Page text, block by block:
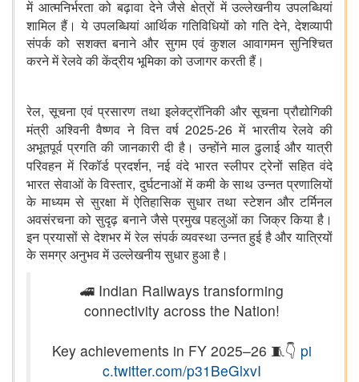
में आत्मनिर्भरता को बढ़ावा देने जैसे क्षेत्रों में उल्लेखनीय उपलब्धियां
शामिल हैं। ये उपलब्धियां आर्थिक गतिविधियों को गति देने,देशव्यापी
संपर्क को सशक्त बनाने और सुगम एवं कुशल आवागमन सुनिश्चित
करने में रेलवे की केंद्रीय भूमिका को उजागर करती हैं।
रेल,सूचना एवं प्रसारण तथा इलेक्ट्रॉनिकी और सूचना प्रौद्योगिकी
मंत्री अश्विनी वैष्णव ने वित्त वर्ष2025-26 में भारतीय रेलवे की
अभूतपूर्व प्रगति की जानकारी दी है। उन्होंने माल ढुलाई और यात्री
परिवहन में रिकॉर्ड प्रदर्शन,नई वंदे भारत स्लीपर ट्रेनों सहित वंदे
भारत सेवाओं के विस्तार,दुर्घटनाओं में कमी के साथ उन्नत प्रणालियों
के माध्यम से सुरक्षा में ऐतिहासिक सुधार तथा स्टेशन और टर्मिनल
अवसंरचना को सुदृढ़ बनाने जैसे प्रमुख पहलुओं का जिक्र किया है।
इन प्रयासों से देशभर में रेल संपर्क व्यवस्था उन्नत हुई है और यात्रियों
के समग्र अनुभव में उल्लेखनीय सुधार हुआ है।
🚄 Indian Railways transforming
connectivity across the Nation!
Key achievements in FY 2025–26 🧵👇 pi
c.twitter.com/p31BeGlxvI